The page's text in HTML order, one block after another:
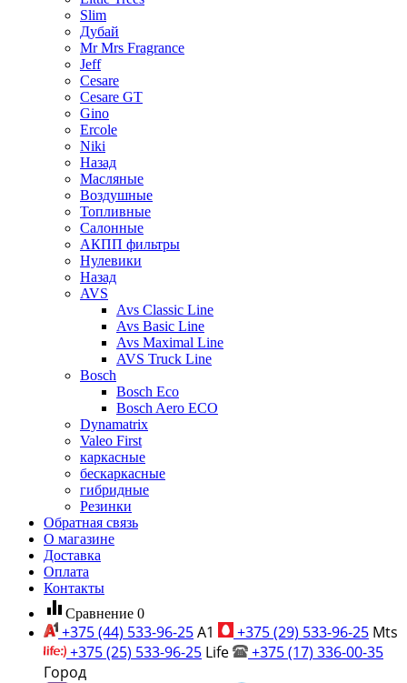
Slim
Дубай
Mr Mrs Fragrance
Jeff
Cesare
Cesare GT
Gino
Ercole
Niki
Назад
Масляные
Воздушные
Топливные
Салонные
АКПП фильтры
Нулевики
Назад
AVS
Avs Classic Line
Avs Basic Line
Avs Maximal Line
AVS Truck Line
Bosch
Bosch Eco
Bosch Aero ECO
Dynamatrix
Valeo First
каркасные
бескаркасные
гибридные
Резинки
Обратная связь
О магазине
Доставка
Оплата
Контакты
equalizer Сравнение 0
+375 (44) 533-96-25A1 +375 (29) 533-96-25 Mts
+375 (25) 533-96-25 Life
+375 (17) 336-00-35
Город